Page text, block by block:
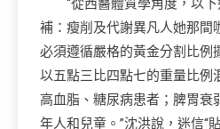
“從西醫體質學角度，以
補：瘦削及代謝異凡人她那間
必須遵循嚴格的黃金分割比例
以五點三比四點七的重量比例
高血脂、糖尿病患者；脾胃衰
年人和兒童。”沈洪說，迷信“